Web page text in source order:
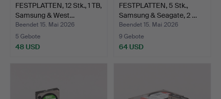
FESTPLATTEN, 12 Stk., 1 TB,
Samsung & West…
Beendet 15. Mai 2026
5 Gebote
48 USD
FESTPLATTEN, 5 Stk.,
Samsung & Seagate, 2 …
Beendet 15. Mai 2026
9 Gebote
64 USD